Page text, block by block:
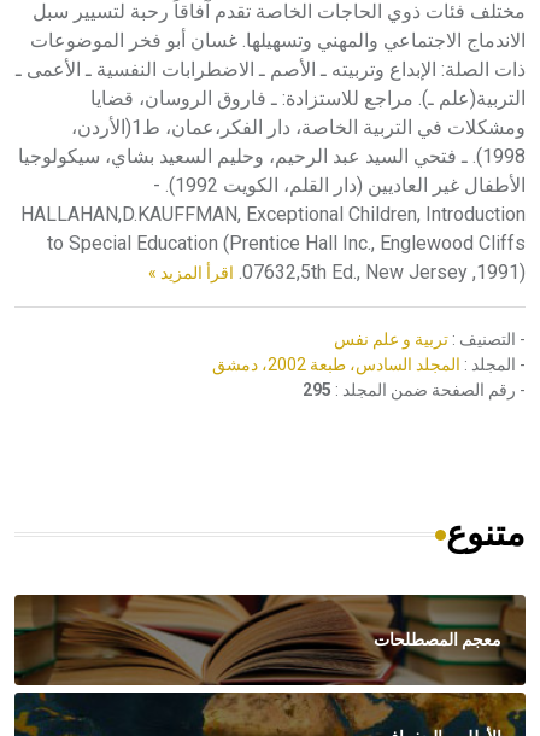
اقرأ المزيد »
- التصنيف : تربية و علم نفس
- المجلد : المجلد السادس، طبعة 2002، دمشق
- رقم الصفحة ضمن المجلد : 295
متنوع
معجم المصطلحات